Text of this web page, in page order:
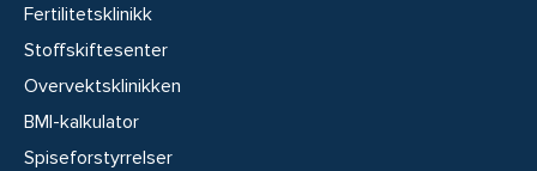
Fertilitetsklinikk
Stoffskiftesenter
Overvektsklinikken
BMI-kalkulator
Spiseforstyrrelser